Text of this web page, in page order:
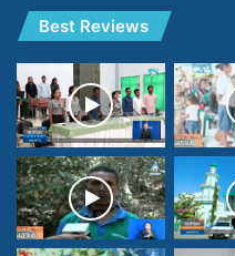
Best Reviews